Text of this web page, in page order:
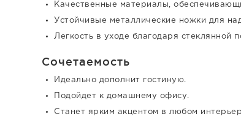
Качественные материалы,
Устойчивые металлические ножки для
Легкость в уходе благодаря стеклянной
Сочетаемость
Идеально дополнит гостиную.
Подойдет к домашнему офису.
Станет ярким акцентом в любом